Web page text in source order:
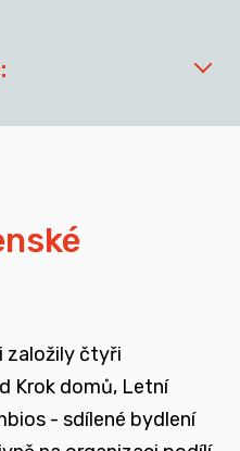
sektoru v
činnosti, která
a systému
založily čtyři
Krok domů, Letní
- sdílené bydlení